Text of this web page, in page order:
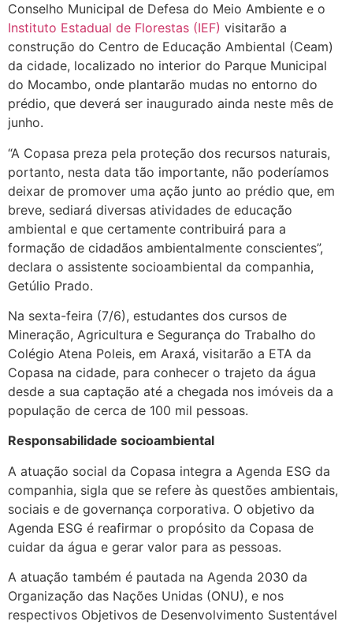
Conselho Municipal de Defesa do Meio Ambiente e o
Instituto Estadual de Florestas (IEF) visitarão a
construção do Centro de Educação Ambiental (Ceam)
da cidade, localizado no interior do Parque Municipal
do Mocambo, onde plantarão mudas no entorno do
prédio, que deverá ser inaugurado ainda neste mês de
junho.
“A Copasa preza pela proteção dos recursos naturais,
portanto, nesta data tão importante, não poderíamos
deixar de promover uma ação junto ao prédio que, em
breve, sediará diversas atividades de educação
ambiental e que certamente contribuirá para a
formação de cidadãos ambientalmente conscientes”,
declara o assistente socioambiental da companhia,
Getúlio Prado.
Na sexta-feira (7/6), estudantes dos cursos de
Mineração, Agricultura e Segurança do Trabalho do
Colégio Atena Poleis, em Araxá, visitarão a ETA da
Copasa na cidade, para conhecer o trajeto da água
desde a sua captação até a chegada nos imóveis da a
população de cerca de 100 mil pessoas.
Responsabilidade socioambiental
A atuação social da Copasa integra a Agenda ESG da
companhia, sigla que se refere às questões ambientais,
sociais e de governança corporativa. O objetivo da
Agenda ESG é reafirmar o propósito da Copasa de
cuidar da água e gerar valor para as pessoas.
A atuação também é pautada na Agenda 2030 da
Organização das Nações Unidas (ONU), e nos
respectivos Objetivos de Desenvolvimento Sustentável